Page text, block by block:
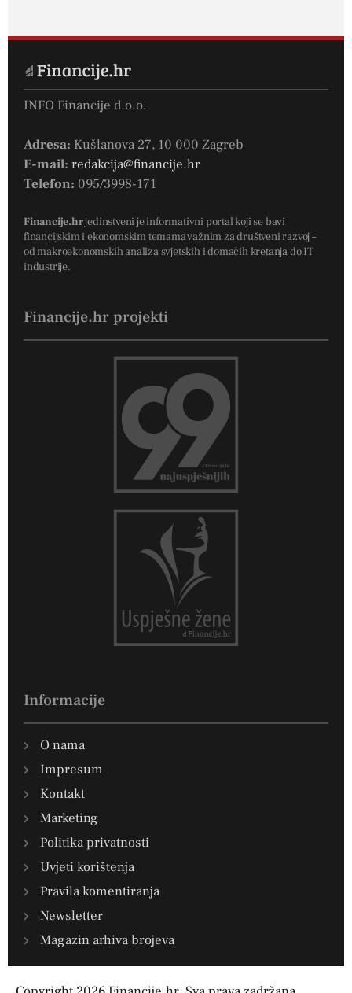
INFO Financije d.o.o.
Adresa: Kušlanova 27, 10 000 Zagreb
E-mail: redakcija@financije.hr
Telefon: 095/3998-171
Financije.hrjedinstveni je informativni portal koji se bavi
financijskim i ekonomskim temama važnim za društveni razvoj –
od makroekonomskih analiza svjetskih i domaćih kretanja do IT
industrije.
Financije.hr projekti
Informacije
O nama
Impresum
Kontakt
Marketing
Politika privatnosti
Uvjeti korištenja
Pravila komentiranja
Newsletter
Magazin arhiva brojeva